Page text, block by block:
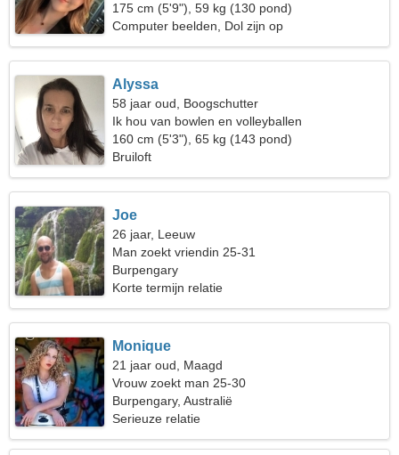
175 cm (5'9"), 59 kg (130 pond)
Computer beelden, Dol zijn op
Alyssa
58 jaar oud, Boogschutter
Ik hou van bowlen en volleyballen
160 cm (5'3"), 65 kg (143 pond)
Bruiloft
Joe
26 jaar, Leeuw
Man zoekt vriendin 25-31
Burpengary
Korte termijn relatie
Monique
21 jaar oud, Maagd
Vrouw zoekt man 25-30
Burpengary, Australië
Serieuze relatie